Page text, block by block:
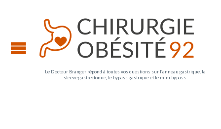
Le Docteur Branger répond à toutes vos questions sur l'anneau gastrique, la
sleeve gastrectomie, le bypass gastrique et le mini bypass.